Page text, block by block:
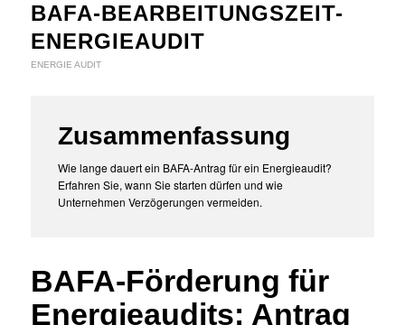
BAFA-BEARBEITUNGSZEIT-
ENERGIEAUDIT
ENERGIE AUDIT
Zusammenfassung
Wie lange dauert ein BAFA-Antrag für ein Energieaudit?
Erfahren Sie, wann Sie starten dürfen und wie
Unternehmen Verzögerungen vermeiden.
BAFA-Förderung für
Energieaudits: Antrag